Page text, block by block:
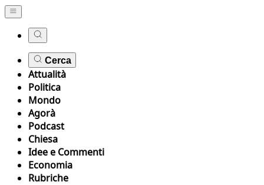
Cerca
Attualità
Politica
Mondo
Agorà
Podcast
Chiesa
Idee e Commenti
Economia
Rubriche